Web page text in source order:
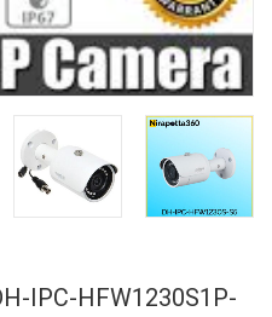
IPC-HFW1230S1P-